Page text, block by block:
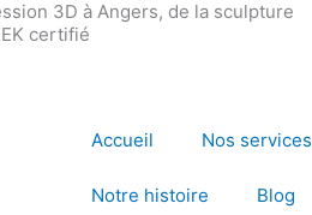
3D à Angers, de la sculpture
certifié
Accueil Nos services
Notre histoire Blog